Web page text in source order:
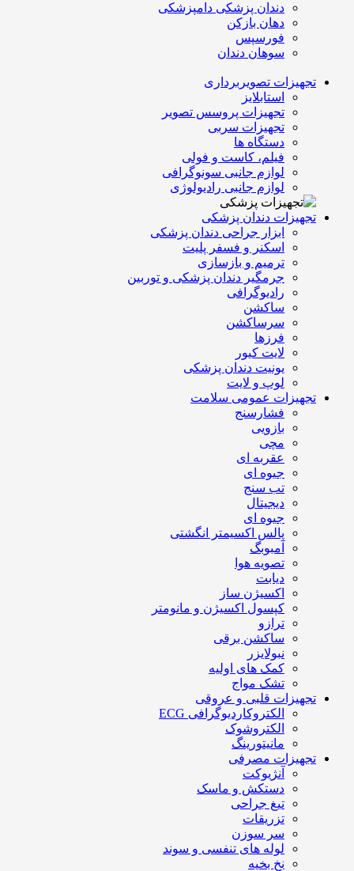
دندان پزشکی دامپزشکی
دهان بازکن
فورسپس
سوهان دندان
تجهیزات تصویربرداری
استابلایز
تجهیزات پروسس تصویر
تجهیزات سربی
دستگاه ها
فیلم، کاست و فولی
لوازم جانبی سونوگرافی
لوازم جانبی رادیولوژی
تجهیزات دندان پزشکی
ابزار جراحی دندان پزشکی
اسکنر و فسفر پلیت
ترمیم و بازسازی
جرمگیر دندان پزشکی و توربین
رادیوگرافی
ساکشن
سرساکشن
فرزها
لایت کیور
یونیت دندان پزشکی
لوپ و لایت
تجهیزات عمومی سلامت
فشارسنج
بازویی
مچی
عقربه ای
جیوه ای
تب سنج
دیجیتال
جیوه ای
پالس اکسیمتر انگشتی
آمبوبگ
تصویه هوا
دیابت
اکسیژن ساز
کپسول اکسیژن و مانومتر
ترازو
ساکشن برقی
نبولایزر
کمک های اولیه
تشک مواج
تجهیزات قلبی و عروقی
الکتروکاردیوگرافی ECG
الکتروشوک
مانیتورینگ
تجهیزات مصرفی
آنژیوکت
دستکش و ماسک
تیغ جراحی
تزریقات
سر سوزن
لوله های تنفسی و سوند
نخ بخیه